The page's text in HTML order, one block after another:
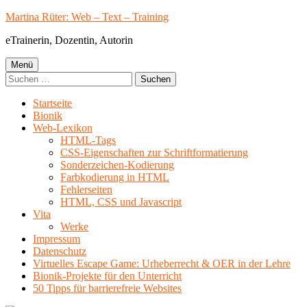
Springe
Inhalt
Martina Rüter: Web – Text – Training
eTrainerin, Dozentin, Autorin
Primäres
Menü
Menü
Suchen
nach:
Startseite
Bionik
Web-Lexikon
HTML-Tags
CSS-Eigenschaften zur Schriftformatierung
Sonderzeichen-Kodierung
Farbkodierung in HTML
Fehlerseiten
HTML, CSS und Javascript
Vita
Werke
Impressum
Datenschutz
Virtuelles Escape Game: Urheberrecht & OER in der Lehre
Bionik-Projekte für den Unterricht
50 Tipps für barrierefreie Websites